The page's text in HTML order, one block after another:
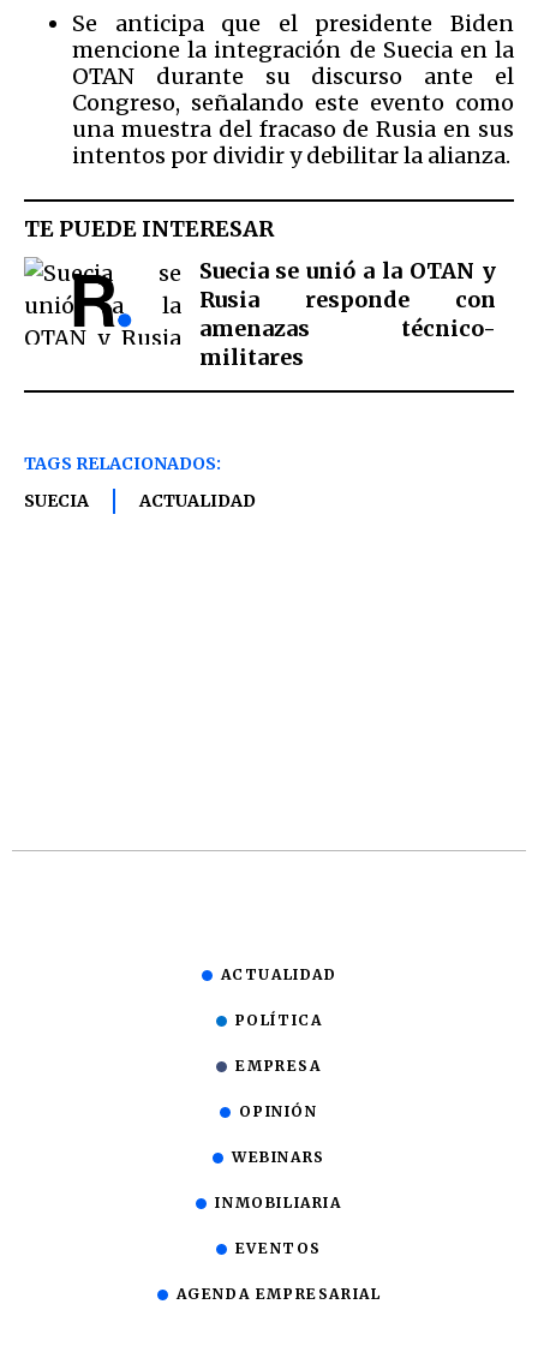
Se anticipa que el presidente Biden
mencione la integración de Suecia en la
OTAN durante su discurso ante el
Congreso, señalando este evento como
una muestra del fracaso de Rusia en sus
intentos por dividir y debilitar la alianza.
TE PUEDE INTERESAR
Suecia se unió a la OTAN y
Rusia responde con
amenazas técnico-
militares
TAGS RELACIONADOS:
SUECIA
ACTUALIDAD
ACTUALIDAD
POLÍTICA
EMPRESA
OPINIÓN
WEBINARS
INMOBILIARIA
EVENTOS
AGENDA EMPRESARIAL